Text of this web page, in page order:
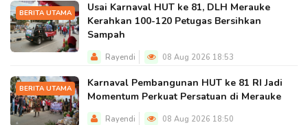
BERITA UTAMA
Usai Karnaval HUT ke 81, DLH Merauke
Kerahkan 100-120 Petugas Bersihkan
Sampah
Rayendi 08 Aug 2026 18:53
BERITA UTAMA
Karnaval Pembangunan HUT ke 81 RI Jadi
Momentum Perkuat Persatuan di Merauke
Rayendi 08 Aug 2026 18:50